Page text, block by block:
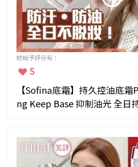
她給予評分有：
5
【Sofina底霜】持久控油底
ng Keep Base 抑制油光 全日